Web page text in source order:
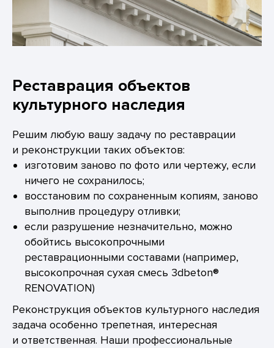
Реставрация объектов
культурного наследия
Решим любую вашу задачу по реставрации
и реконструкции таких объектов:
изготовим заново по фото или чертежу, если
ничего не сохранилось;
восстановим по сохраненным копиям, заново
выполнив процедуру отливки;
если разрушение незначительно, можно
обойтись высокопрочными
реставрационными составами (например,
высокопрочная сухая смесь 3dbeton®
RENOVATION)
Реконструкция объектов культурного наследия
задача особенно трепетная, интересная
и ответственная. Наши профессиональные